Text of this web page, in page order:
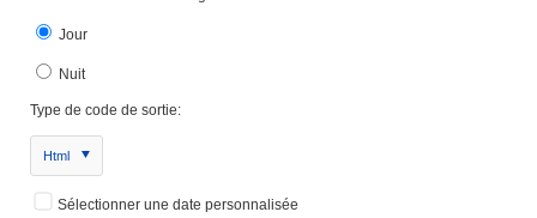
Jour
Nuit
Type de code de sortie:
Html
Sélectionner une date personnalisée